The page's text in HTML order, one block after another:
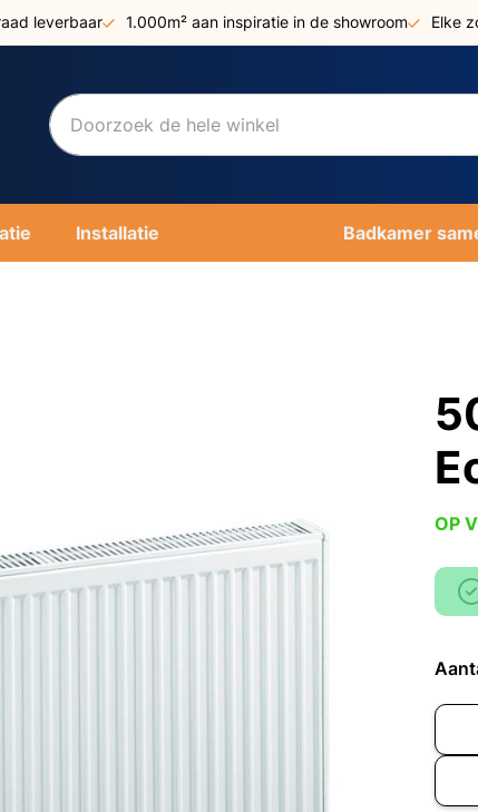
leverbaar 1.000m² aan inspiratie in de showroom Elke
Installatie Badkamer
OP